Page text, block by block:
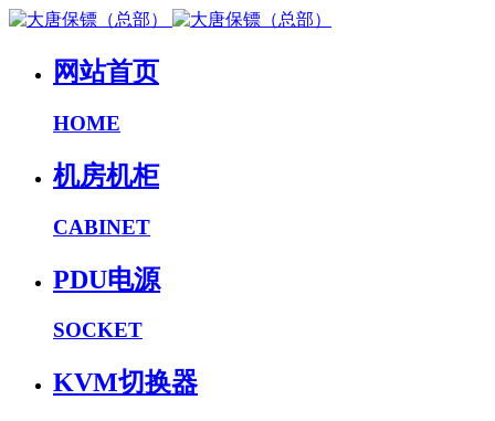
网站首页
HOME
机房机柜
CABINET
PDU电源
SOCKET
KVM切换器